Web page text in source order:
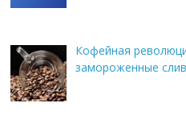
Кофейная
замороженные